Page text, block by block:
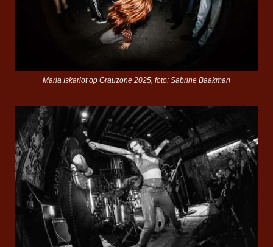
Maria Iskariot op Grauzone 2025, foto: Sabrine Baakman